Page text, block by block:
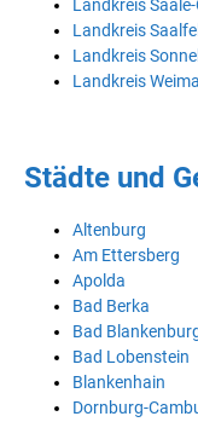
Landkreis
Landkreis
Landkreis
Landkreis
Städte und
Altenburg
Am Ettersberg
Apolda
Bad Berka
Bad
Bad Lobenstein
Blankenhain
Dornburg-